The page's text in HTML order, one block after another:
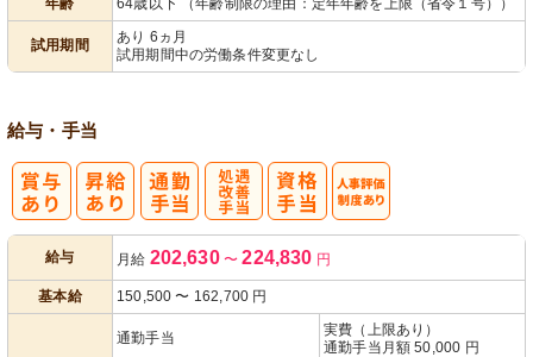
試用期間
あり 6ヵ月
試用期間中の労働条件変更なし
給与・手当
給与 月給 202,630 〜 224,830 円
基本給 150,500 〜 162,700 円
通勤手当
実費（上限あり）
通勤手当月額 50,000 円